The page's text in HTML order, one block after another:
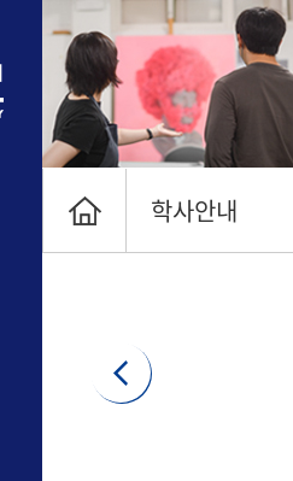
학사안내